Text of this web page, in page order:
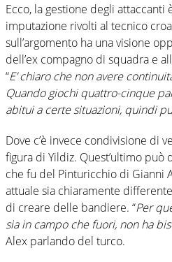
Ecco, la gestione degli
imputazione rivolti al tecnico
sull’argomento ha una visione
dell’ex compagno di squadra e
“E’ chiaro che non avere
Quando giochi quattro-cinque
abitui a certe situazioni, quindi
Dove c’è invece condivisione di
figura di Yildiz. Quest’ultimo può
che fu del Pinturicchio di Gianni
attuale sia chiaramente
di creare delle bandiere. “Per
sia in campo che fuori, non ha
Alex parlando del turco.